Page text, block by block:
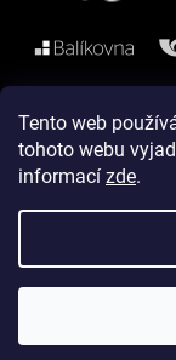
Tento web
tohoto webu
informací zde.
Instagram
Copyright 2026